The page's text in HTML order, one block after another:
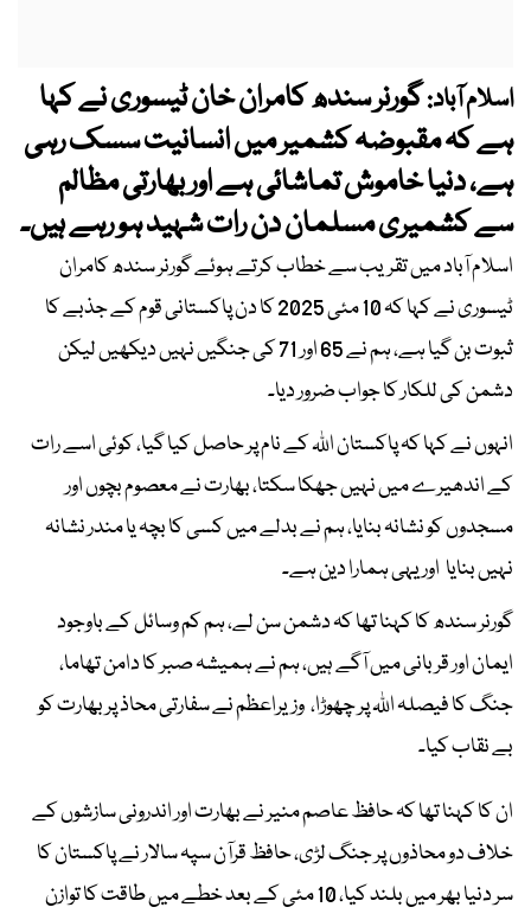
اسلام آباد:گورنر سندھ کامران خان ٹیسوری نے کہا
ہے کہ مقبوضہ کشمیر میں انسانیت سسک رہی
ہے، دنیا خاموش تماشائی ہے اور بھارتی مظالم
سے کشمیری مسلمان دن رات شہید ہو رہے ہیں۔
اسلام آباد میں تقریب سے خطاب کرتے ہوئے گورنر سندھ کامران
ٹیسوری نے کہا کہ 10 مئی 2025 کا دن پاکستانی قوم کے جذبے کا
ثبوت بن گیا ہے، ہم نے 65 اور 71 کی جنگیں نہیں دیکھیں لیکن
دشمن کی للکار کا جواب ضرور دیا۔
انہوں نے کہا کہ پاکستان اللہ کے نام پر حاصل کیا گیا، کوئی اسے رات
کے اندھیرے میں نہیں جھکا سکتا، بھارت نے معصوم بچوں اور
مسجدوں کو نشانہ بنایا، ہم نے بدلے میں کسی کا بچہ یا مندر نشانہ
نہیں بنایا اور یہی ہمارا دین ہے۔
گورنر سندھ کا کہنا تھا کہ دشمن سن لے، ہم کم وسائل کے باوجود
ایمان اور قربانی میں آگے ہیں، ہم نے ہمیشہ صبر کا دامن تھاما،
جنگ کا فیصلہ اللہ پر چھوڑا، وزیراعظم نے سفارتی محاذ پر بھارت کو
بے نقاب کیا۔
ان کا کہنا تھا کہ حافظ عاصم منیر نے بھارت اور اندرونی سازشوں کے
خلاف دو محاذوں پر جنگ لڑی، حافظ قرآن سپہ سالار نے پاکستان کا
سر دنیا بھر میں بلند کیا، 10 مئی کے بعد خطے میں طاقت کا توازن